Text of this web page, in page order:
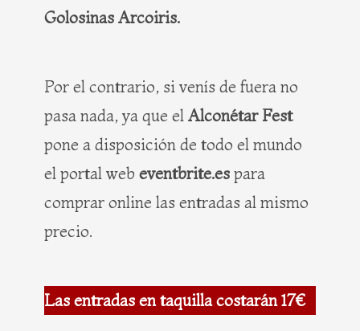
Golosinas Arcoiris.
Por el contrario, si venís de fuera no
pasa nada, ya que el Alconétar Fest
pone a disposición de todo el mundo
el portal web eventbrite.es para
comprar online las entradas al mismo
precio.
Las entradas en taquilla costarán 17€